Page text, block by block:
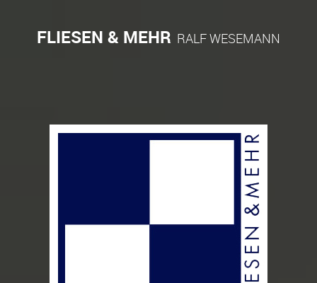
FLIESEN & MEHR RALF WESEMANN